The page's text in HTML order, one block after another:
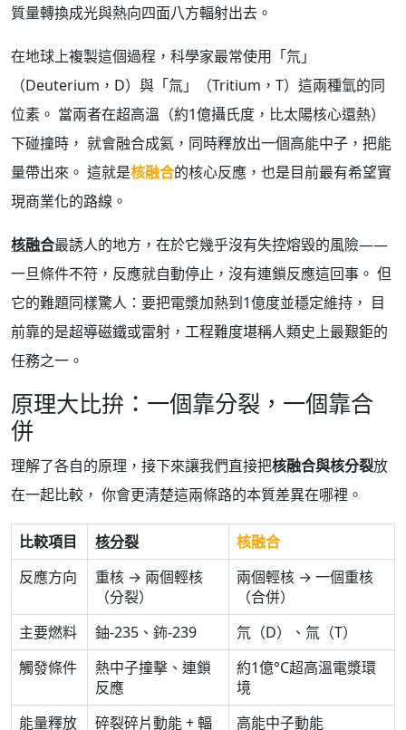
質量轉換成光與熱向四面八方輻射出去。
在地球上複製這個過程，科學家最常使用「氘」
（Deuterium，D）與「氚」（Tritium，T）這兩種氫的同
位素。 當兩者在超高溫（約1億攝氏度，比太陽核心還熱）
下碰撞時， 就會融合成氦，同時釋放出一個高能中子，把能
量帶出來。 這就是核融合的核心反應，也是目前最有希望實
現商業化的路線。
核融合最誘人的地方，在於它幾乎沒有失控熔毀的風險——
一旦條件不符，反應就自動停止，沒有連鎖反應這回事。 但
它的難題同樣驚人：要把電漿加熱到1億度並穩定維持， 目
前靠的是超導磁鐵或雷射，工程難度堪稱人類史上最艱鉅的
任務之一。
原理大比拚：一個靠分裂，一個靠合
併
理解了各自的原理，接下來讓我們直接把核融合與核分裂放
在一起比較， 你會更清楚這兩條路的本質差異在哪裡。
比較項目 核分裂
核融合
反應方向
重核 → 兩個輕核
（分裂）
兩個輕核 → 一個重核
（合併）
主要燃料
鈾-235、鈽-239
氘（D）、氚（T）
觸發條件
熱中子撞擊、連鎖
反應
約1億°C超高溫電漿環
境
能量釋放
碎裂碎片動能 + 輻
高能中子動能